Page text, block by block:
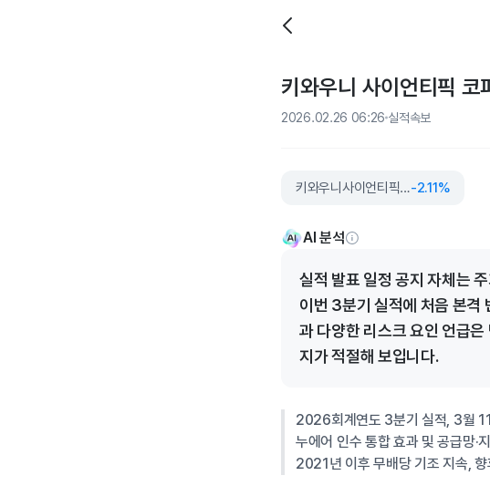
키와우니 사이언티픽
2026.02.26 06:26 실적속보
키와우니사이언티픽코퍼레이션-2.11%
AI 분석
실적 발표 일정 공지 자체는
이번 3분기 실적에 처음 본격
과 다양한 리스크 요인 언급
지가 적절해 보입니다.
2026회계연도 3분기 실적, 3월
누에어 인수 통합 효과 및 공급망·
2021년 이후 무배당 기조 지속,